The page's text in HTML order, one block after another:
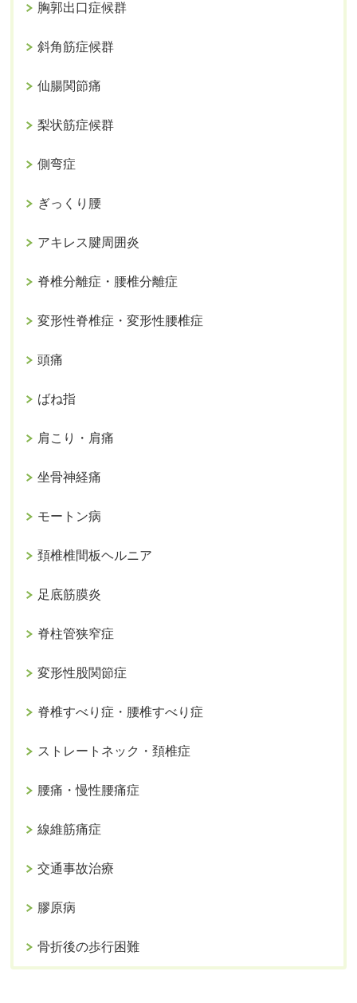
胸郭出口症候群
斜角筋症候群
仙腸関節痛
梨状筋症候群
側弯症
ぎっくり腰
アキレス腱周囲炎
脊椎分離症・腰椎分離症
変形性脊椎症・変形性腰椎症
頭痛
ばね指
肩こり・肩痛
坐骨神経痛
モートン病
頚椎椎間板ヘルニア
足底筋膜炎
脊柱管狭窄症
変形性股関節症
脊椎すべり症・腰椎すべり症
ストレートネック・頚椎症
腰痛・慢性腰痛症
線維筋痛症
交通事故治療
膠原病
骨折後の歩行困難